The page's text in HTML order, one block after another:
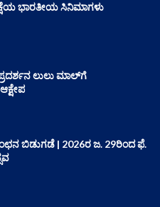
ಭಾರತೀಯ ಸಿನಿಮಾಗಳು
ಲುಲು ಮಾಲ್‌ಗೆ
ಬಿಡುಗಡೆ | 2026ರ ಜ. 29ರಿಂದ ಫೆ.